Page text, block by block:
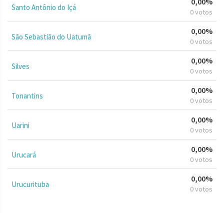
Santo Antônio do Içá 0 votos
São Sebastião do Uatumã
0,00%
0 votos
Silves
0,00%
0 votos
Tonantins
0,00%
0 votos
Uarini
0,00%
0 votos
Urucará
0,00%
0 votos
Urucurituba
0,00%
0 votos